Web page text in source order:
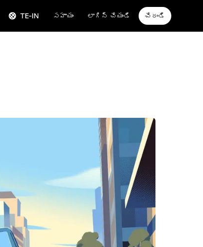
TE-IN సహాయం లాగిన్ చేయండి చేరండి